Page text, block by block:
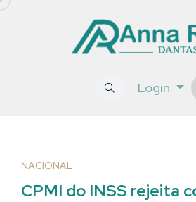
Login
NACIONAL
CPMI do INSS rejeita